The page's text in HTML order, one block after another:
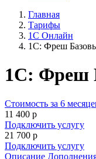
Главная
Тарифы
1С Онлайн
1С: Фреш
1С: Фреш
Стоимость за 6
11 400 р
Подключить услугу
21 700 р
Подключить услугу
Описание